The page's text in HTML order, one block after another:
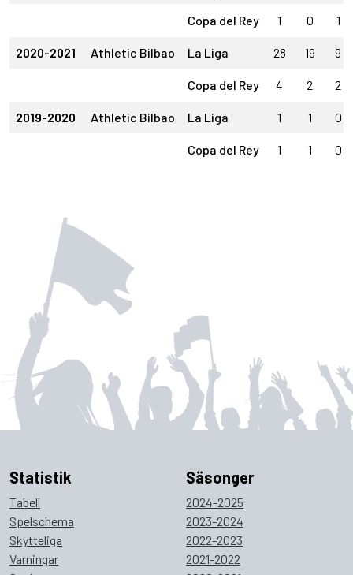
Copa del Rey 1 0 1
2020-2021 Athletic Bilbao La Liga 28 19 9
Copa del Rey 4 2 2
2019-2020 Athletic Bilbao La Liga 1 1 0
Copa del Rey 1 1 0
Statistik
Tabell
Spelschema
Skytteliga
Varningar
Säsonger
2024-2025
2023-2024
2022-2023
2021-2022